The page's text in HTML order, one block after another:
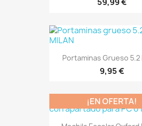
Portaminas Grueso 5.2
9,95 €
¡EN OFERTA!